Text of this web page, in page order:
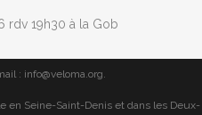
rdv 19h30 à la Gob
: info@veloma.org.
en Seine-Saint-Denis et dans les Deux-